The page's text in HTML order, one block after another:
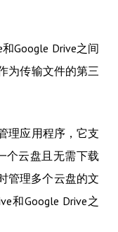
Google Drive之间
为传输文件的第三
理应用程序，它支
个云盘且无需下载
管理多个云盘的文
和Google Drive之